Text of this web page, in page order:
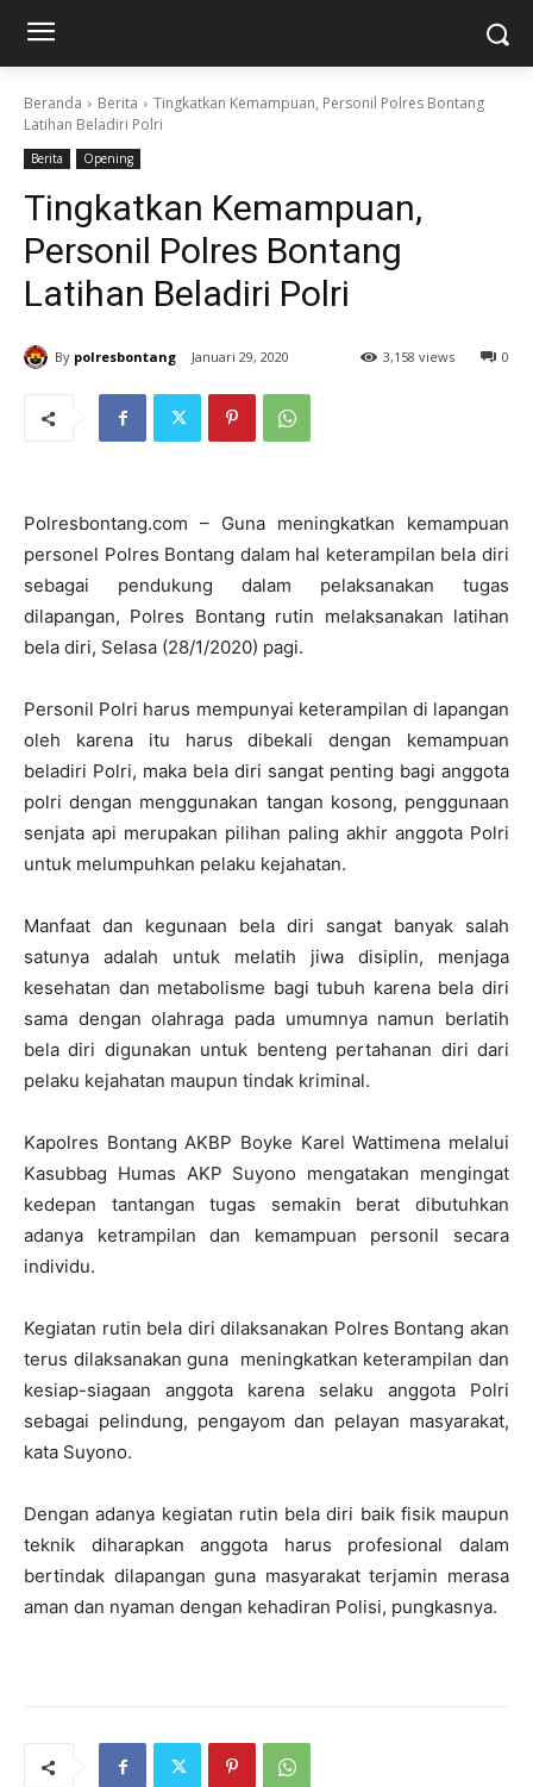
Beranda Berita
Tingkatkan Kemampuan, Personil Polres Bontang
Latihan Beladiri Polri
Berita Opening
Tingkatkan Kemampuan,
Personil Polres Bontang
Latihan Beladiri Polri
By polresbontang Januari 29, 2020 0
3,158 views
Polresbontang.com – Guna meningkatkan kemampuan
personel Polres Bontang dalam hal keterampilan bela diri
sebagai pendukung dalam pelaksanakan tugas
dilapangan, Polres Bontang rutin melaksanakan latihan
bela diri, Selasa (28/1/2020) pagi.
Personil Polri harus mempunyai keterampilan di lapangan
oleh karena itu harus dibekali dengan kemampuan
beladiri Polri, maka bela diri sangat penting bagi anggota
polri dengan menggunakan tangan kosong, penggunaan
senjata api merupakan pilihan paling akhir anggota Polri
untuk melumpuhkan pelaku kejahatan.
Manfaat dan kegunaan bela diri sangat banyak salah
satunya adalah untuk melatih jiwa disiplin, menjaga
kesehatan dan metabolisme bagi tubuh karena bela diri
sama dengan olahraga pada umumnya namun berlatih
bela diri digunakan untuk benteng pertahanan diri dari
pelaku kejahatan maupun tindak kriminal.
Kapolres Bontang AKBP Boyke Karel Wattimena melalui
Kasubbag Humas AKP Suyono mengatakan mengingat
kedepan tantangan tugas semakin berat dibutuhkan
adanya ketrampilan dan kemampuan personil secara
individu.
Kegiatan rutin bela diri dilaksanakan Polres Bontang akan
terus dilaksanakan guna meningkatkan keterampilan dan
kesiap-siagaan anggota karena selaku anggota Polri
sebagai pelindung, pengayom dan pelayan masyarakat,
kata Suyono.
Dengan adanya kegiatan rutin bela diri baik fisik maupun
teknik diharapkan anggota harus profesional dalam
bertindak dilapangan guna masyarakat terjamin merasa
aman dan nyaman dengan kehadiran Polisi, pungkasnya.